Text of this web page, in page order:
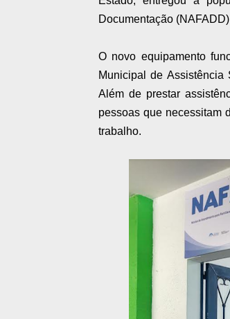
Documentação
O novo equipamento
Municipal de Assistência
Além de prestar
pessoas que necessitam
trabalho.